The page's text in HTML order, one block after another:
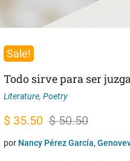
Sale!
Todo sirve para ser
Literature, Poetry
$50.50
Original
price
$35.50
Current
price
por Nancy Pérez García,